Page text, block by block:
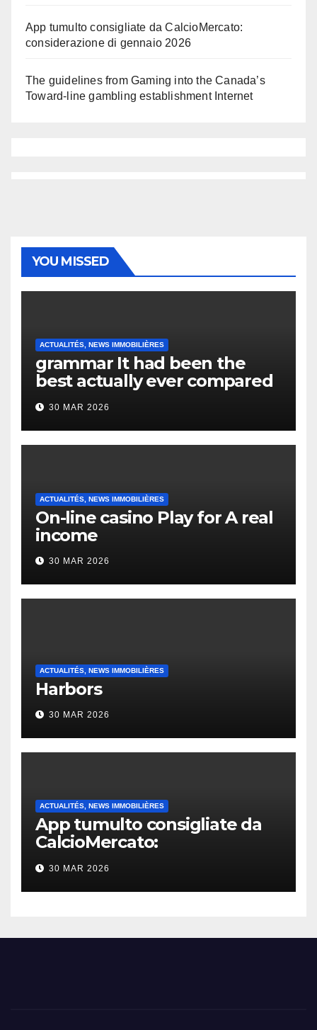
App tumulto consigliate da CalcioMercato:
considerazione di gennaio 2026
The guidelines from Gaming into the Canada’s
Toward-line gambling establishment Internet
YOU MISSED
ACTUALITÉS, NEWS IMMOBILIÈRES
grammar It had been the
best actually ever compared
to it’s the top actually?
English Vocabulary Learners
Heap Change
30 MAR 2026
ACTUALITÉS, NEWS IMMOBILIÈRES
On-line casino Play for A real
income
30 MAR 2026
ACTUALITÉS, NEWS IMMOBILIÈRES
Harbors
30 MAR 2026
ACTUALITÉS, NEWS IMMOBILIÈRES
App tumulto consigliate da
CalcioMercato:
considerazione di gennaio
2026
30 MAR 2026